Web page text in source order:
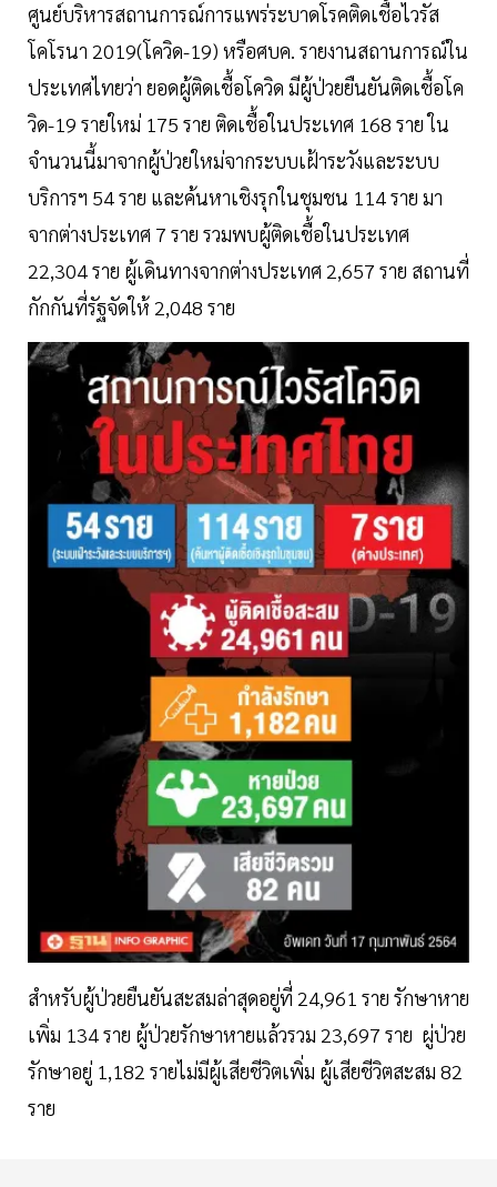
ศูนย์บริหารสถานการณ์การแพร่ระบาดโรคติดเชื้อไวรัส
โคโรนา 2019(โควิด-19) หรือศบค. รายงานสถานการณ์ใน
ประเทศไทยว่า ยอดผู้ติดเชื้อโควิด มีผู้ป่วยยืนยันติดเชื้อโค
วิด-19 รายใหม่ 175 ราย ติดเชื้อในประเทศ 168 ราย ใน
จำนวนนี้มาจากผู้ป่วยใหม่จากระบบเฝ้าระวังและระบบ
บริการฯ 54 ราย และค้นหาเชิงรุกในชุมชน 114 ราย มา
จากต่างประเทศ 7 ราย รวมพบผู้ติดเชื้อในประเทศ
22,304 ราย ผู้เดินทางจากต่างประเทศ 2,657 ราย สถานที่
กักกันที่รัฐจัดให้ 2,048 ราย
สำหรับผู้ป่วยยืนยันสะสมล่าสุดอยู่ที่ 24,961 ราย รักษาหาย
เพิ่ม 134 ราย ผู้ป่วยรักษาหายแล้วรวม 23,697 ราย ผู่ป่วย
รักษาอยู่ 1,182 รายไม่มีผู้เสียชีวิตเพิ่ม ผู้เสียชีวิตสะสม 82
ราย